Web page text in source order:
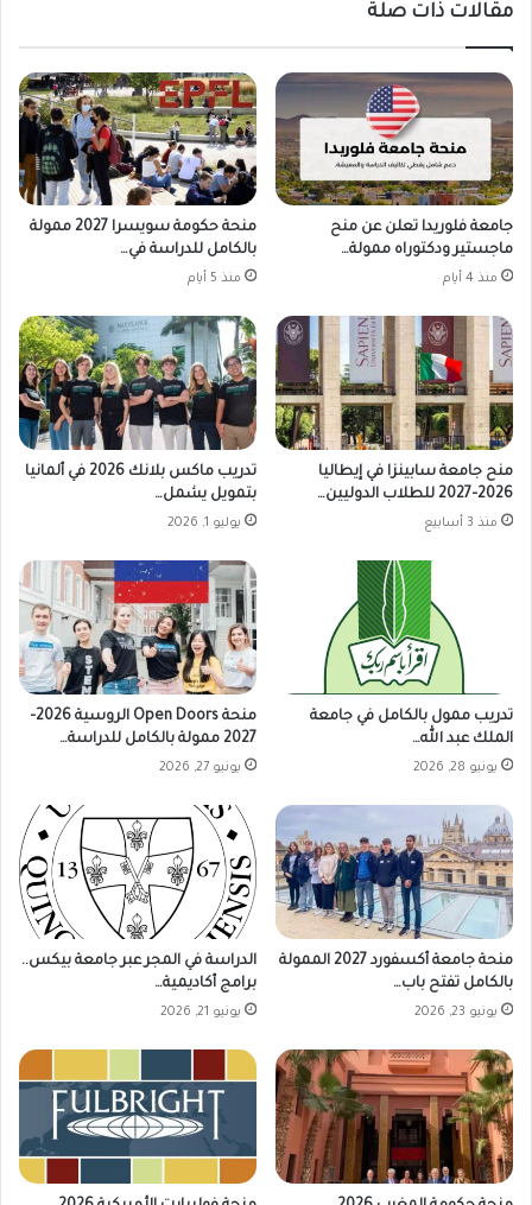
مقالات ذات صلة
جامعة فلوريدا تعلن عن منح
ماجستير ودكتوراه ممولة…
منذ 4 أيام
منحة حكومة سويسرا 2027 ممولة
بالكامل للدراسة في…
منذ 5 أيام
منح جامعة سابينزا في إيطاليا
2026–2027 للطلاب الدوليين…
منذ 3 أسابيع
تدريب ماكس بلانك 2026 في ألمانيا
بتمويل يشمل…
يوليو 1, 2026
تدريب ممول بالكامل في جامعة
الملك عبد الله…
يونيو 28, 2026
منحة Open Doors الروسية 2026–
2027 ممولة بالكامل للدراسة…
يونيو 27, 2026
منحة جامعة أكسفورد 2027 الممولة
بالكامل تفتح باب…
يونيو 23, 2026
الدراسة في المجر عبر جامعة بيكس..
برامج أكاديمية…
يونيو 21, 2026